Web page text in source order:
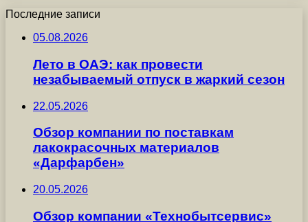
Последние записи
05.08.2026
Лето в ОАЭ: как провести
незабываемый отпуск в жаркий сезон
22.05.2026
Обзор компании по поставкам
лакокрасочных материалов
«Дарфарбен»
20.05.2026
Обзор компании «Технобытсервис»